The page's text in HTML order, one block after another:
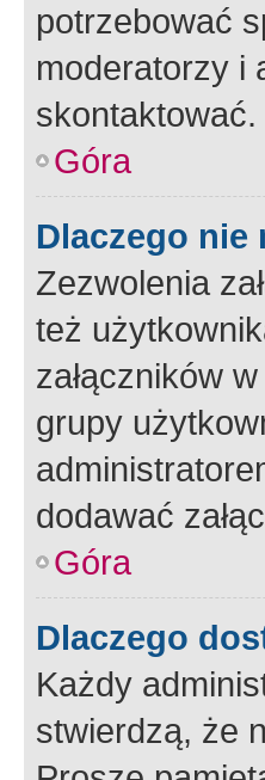
potrzebować
moderatorzy i
skontaktować.
Góra
Dlaczego nie
Zezwolenia
też
załączników
grupy
dodawać
Góra
Dlaczego
Każdy
stwierdzą, że